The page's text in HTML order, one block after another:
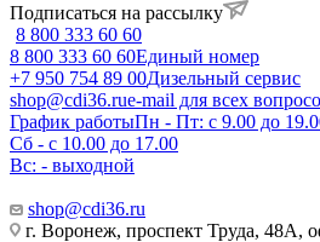
Подписаться на рассылку
8 800 333 60 60
8 800 333 60 60Единый номер
+7 950 754 89 00Дизельный сервис
shop@cdi36.rue-mail для всех
График работыПн - Пт: с 9.00 до
Сб - с 10.00 до 17.00
Вс: - выходной
shop@cdi36.ru
г. Воронеж, проспект Труда, 48А,